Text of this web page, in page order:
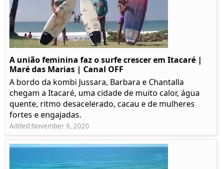
A união feminina faz o surfe crescer em Itacaré |
Maré das Marias | Canal OFF
A bordo da kombi Jussara, Barbara e Chantalla
chegam a Itacaré, uma cidade de muito calor, água
quente, ritmo desacelerado, cacau e de mulheres
fortes e engajadas.
Added November 9, 2020